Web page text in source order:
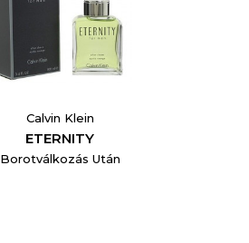
Calvin Klein
ETERNITY
Borotválkozás Után